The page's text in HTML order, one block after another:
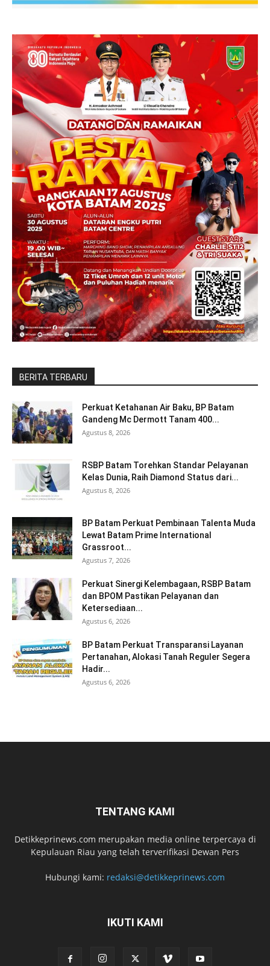
BERITA TERBARU
Perkuat Ketahanan Air Baku, BP Batam
Gandeng Mc Dermott Tanam 400...
Agustus 8, 2026
RSBP Batam Torehkan Standar Pelayanan
Kelas Dunia, Raih Diamond Status dari...
Agustus 8, 2026
BP Batam Perkuat Pembinaan Talenta Muda
Lewat Batam Prime International
Grassroot...
Agustus 7, 2026
Perkuat Sinergi Kelembagaan, RSBP Batam
dan BPOM Pastikan Pelayanan dan
Ketersediaan...
Agustus 6, 2026
BP Batam Perkuat Transparansi Layanan
Pertanahan, Alokasi Tanah Reguler Segera
Hadir...
Agustus 6, 2026
TENTANG KAMI
Detikkeprinews.com merupakan media online terpercaya di
Kepulauan Riau yang telah terverifikasi Dewan Pers
Hubungi kami: redaksi@detikkeprinews.com
IKUTI KAMI